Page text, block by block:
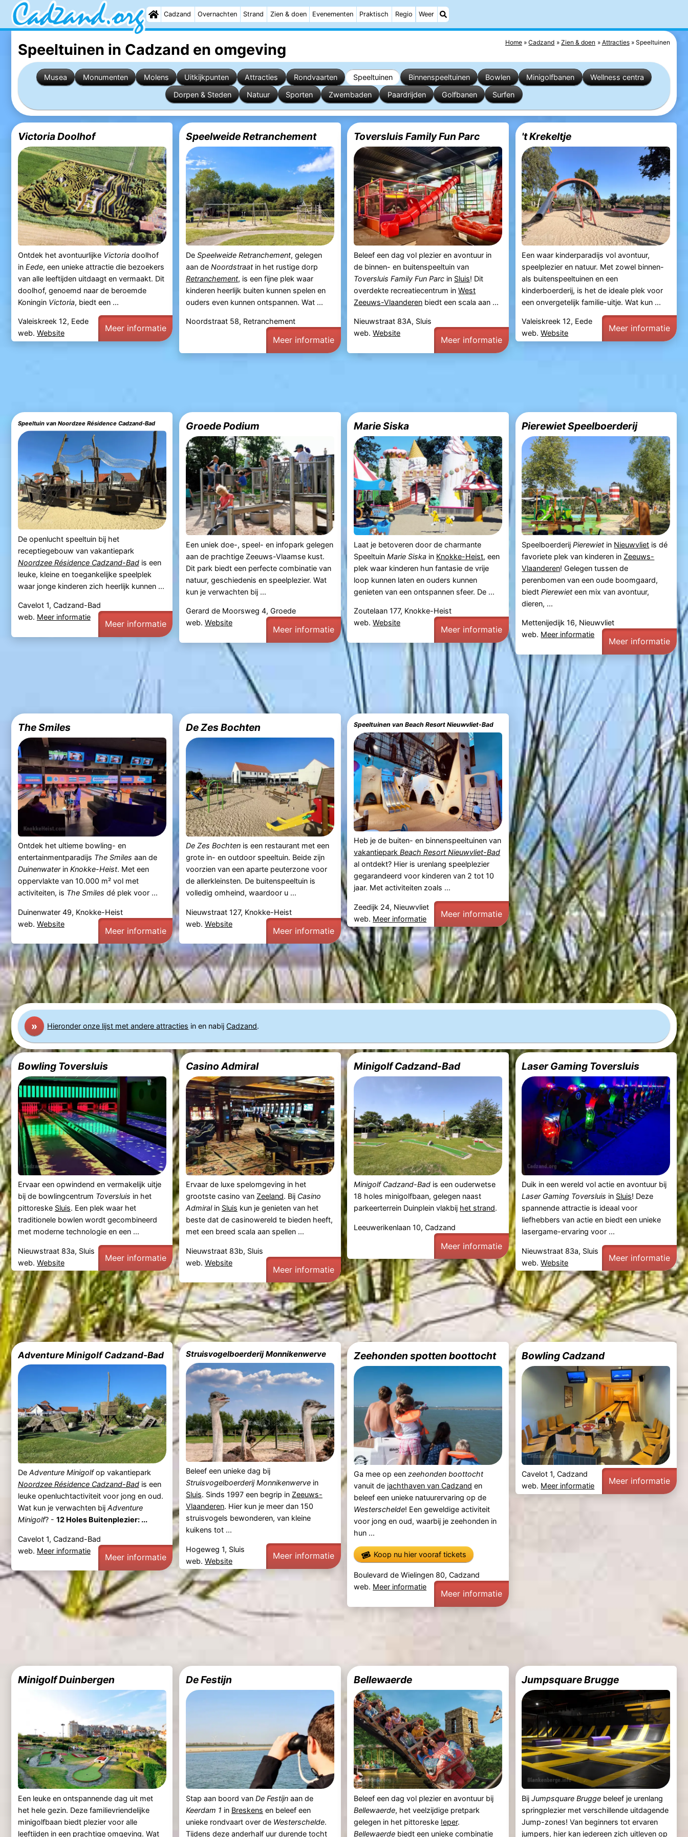
Cadzand Overnachten Strand Zien & doen Evenementen Praktisch Regio Weer
Home Cadzand Zien & doen Attracties Speeltuinen
Speeltuinen in Cadzand en omgeving
Musea Monumenten Molens Uitkijkpunten Attracties Rondvaarten Speeltuinen Binnenspeeltuinen Bowlen Minigolfbanen
Wellness centra
Dorpen & Steden
Natuur Sporten Zwembaden Paardrijden Golfbanen Surfen
Victoria Doolhof
Ontdek het avontuurlijke Victoriadoolhof
in Eede, een unieke attractie die bezoekers
van alle leeftijden uitdaagt en vermaakt. Dit
doolhof, genoemd naar de beroemde
Koningin Victoria, biedt een ...
Valeiskreek 12, Eede
web. Website Meer informatie
Speelweide Retranchement
De Speelweide Retranchement, gelegen
aan de Noordstraatin het rustige dorp
Retranchement, is een fijne plek waar
kinderen heerlijk buiten kunnen spelen en
ouders even kunnen ontspannen. Wat ...
Noordstraat 58, Retranchement
Meer informatie
Toversluis Family Fun Parc
Beleef een dag vol plezier en avontuur in
de binnen- en buitenspeeltuin van
Toversluis Family Fun Parc in Sluis! Dit
overdekte recreatiecentrum inWest
Zeeuws-Vlaanderen biedt een scala aan ...
Nieuwstraat 83A, Sluis
web.Website
Meer informatie
't Krekeltje
Een waar kinderparadijs vol avontuur,
speelplezier en natuur. Met zowel binnen-
als buitenspeeltuinen en een
kinderboerderij, is het de ideale plek voor
een onvergetelijk familie-uitje. Wat kun ...
Valeiskreek 12, Eede
web.Website Meer informatie
Speeltuin van Noordzee Résidence Cadzand-Bad
De openlucht speeltuin bij het
receptiegebouw van vakantiepark
Noordzee Résidence Cadzand-Badis een
leuke, kleine en toegankelijke speelplek
waar jonge kinderen zich heerlijk kunnen ...
Cavelot 1, Cadzand-Bad
web. Meer informatie
Meer informatie
Groede Podium
Een uniek doe-, speel- en infopark gelegen
aan de prachtige Zeeuws-Vlaamse kust.
Dit park biedt een perfecte combinatie van
natuur, geschiedenis en speelplezier. Wat
kun je verwachten bij ...
Gerard de Moorsweg 4, Groede
web. Website
Meer informatie
Marie Siska
Laat je betoveren door de charmante
SpeeltuinMarie Siska in Knokke-Heist, een
plek waar kinderen hun fantasie de vrije
loop kunnen laten en ouders kunnen
genieten van een ontspannen sfeer. De ...
Zoutelaan 177, Knokke-Heist
web.Website
Meer informatie
Pierewiet Speelboerderij
SpeelboerderijPierewiet in Nieuwvliet is dé
favoriete plek van kinderen inZeeuws-
Vlaanderen! Gelegen tussen de
perenbomen van een oude boomgaard,
biedtPierewiet een mix van avontuur,
dieren, ...
Mettenijedijk 16, Nieuwvliet
web. Meer informatie
Meer informatie
The Smiles
Ontdek het ultieme bowling- en
entertainmentparadijs The Smiles aan de
Duinenwaterin Knokke-Heist. Met een
oppervlakte van 10.000 m² vol met
activiteiten, is The Smiles dé plek voor ...
Duinenwater 49, Knokke-Heist
web. Website
Meer informatie
De Zes Bochten
De Zes Bochtenis een restaurant met een
grote in- en outdoor speeltuin. Beide zijn
voorzien van een aparte peuterzone voor
de allerkleinsten. De buitenspeeltuin is
volledig omheind, waardoor u ...
Nieuwstraat 127, Knokke-Heist
web. Website
Meer informatie
Speeltuinen van Beach Resort Nieuwvliet-Bad
Heb je de buiten- en binnenspeeltuinen van
vakantieparkBeach Resort Nieuwvliet-Bad
al ontdekt? Hier is urenlang speelplezier
gegarandeerd voor kinderen van 2 tot 10
jaar. Met activiteiten zoals ...
Zeedijk 24, Nieuwvliet
web. Meer informatie Meer informatie
» Hieronder onze lijst met andere attracties in en nabijCadzand.
Bowling Toversluis
Ervaar een opwindend en vermakelijk uitje
bij de bowlingcentrum Toversluis in het
pittoreske Sluis. Een plek waar het
traditionele bowlen wordt gecombineerd
met moderne technologie en een ...
Nieuwstraat 83a, Sluis
web. Website Meer informatie
Casino Admiral
Ervaar de luxe spelomgeving in het
grootste casino van Zeeland. Bij Casino
Admiralin Sluis kun je genieten van het
beste dat de casinowereld te bieden heeft,
met een breed scala aan spellen ...
Nieuwstraat 83b, Sluis
web. Website
Meer informatie
Minigolf Cadzand-Bad
Minigolf Cadzand-Bad is een ouderwetse
18 holes minigolfbaan, gelegen naast
parkeerterrein Duinplein vlakbij het strand.
Leeuwerikenlaan 10, Cadzand
Meer informatie
Laser Gaming Toversluis
Duik in een wereld vol actie en avontuur bij
Laser Gaming Toversluis in Sluis! Deze
spannende attractie is ideaal voor
liefhebbers van actie en biedt een unieke
lasergame-ervaring voor ...
Nieuwstraat 83a, Sluis
web.Website Meer informatie
Adventure Minigolf Cadzand-Bad
De Adventure Minigolfop vakantiepark
Noordzee Résidence Cadzand-Badis een
leuke openluchtactiviteit voor jong en oud.
Wat kun je verwachten bij Adventure
Minigolf? - 12 Holes Buitenplezier: ...
Cavelot 1, Cadzand-Bad
web. Meer informatie
Meer informatie
Struisvogelboerderij Monnikenwerve
Beleef een unieke dag bij
Struisvogelboerderij Monnikenwervein
Sluis. Sinds 1997 een begrip in Zeeuws-
Vlaanderen. Hier kun je meer dan 150
struisvogels bewonderen, van kleine
kuikens tot ...
Hogeweg 1, Sluis
web. Website Meer informatie
Zeehonden spotten boottocht
Ga mee op eenzeehonden boottocht
vanuit de jachthaven van Cadzand en
beleef een unieke natuurervaring op de
Westerschelde! Een geweldige activiteit
voor jong en oud, waarbij je zeehonden in
hun ...
Koop nu hier vooraf tickets
Boulevard de Wielingen 80, Cadzand
web. Meer informatie
Meer informatie
Bowling Cadzand
Cavelot 1, Cadzand
web. Meer informatie Meer informatie
Minigolf Duinbergen
Een leuke en ontspannende dag uit met
het hele gezin. Deze familievriendelijke
minigolfbaan biedt plezier voor alle
leeftijden in een prachtige omgeving. Wat
De Festijn
Stap aan boord van De Festijnaan de
Keerdam 1 in Breskens en beleef een
unieke rondvaart over de Westerschelde.
Tijdens deze anderhalf uur durende tocht
Bellewaerde
Beleef een dag vol plezier en avontuur bij
Bellewaerde, het veelzijdige pretpark
gelegen in het pittoreske Ieper.
Bellewaerde biedt een unieke combinatie
Jumpsquare Brugge
BijJumpsquare Brugge beleef je urenlang
springplezier met verschillende uitdagende
Jump-zones! Van beginners tot ervaren
jumpers, hier kan iedereen zich uitleven op